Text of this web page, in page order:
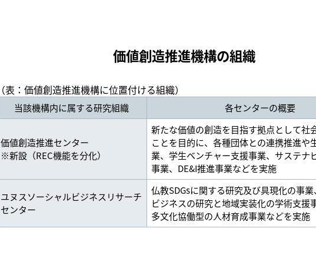
価値創造推進機構の組織
（表：価値創造推進機構に位置付ける組織）
当該機構内に属する研究組織 各センターの概要
価値創造推進センター
※新設（REC機能を分化）
新たな価値の創造を目指す拠点として社
ことを目的に、各種団体との連携推進や
業、学生ベンチャー支援事業、サステナ
事業、DE&I推進事業などを実施
ユヌスソーシャルビジネスリサーチ
センター
仏教SDGsに関する研究及び具現化の事
ビジネスの研究と地域実装化の学術支援
多文化協働型の人材育成事業などを実施